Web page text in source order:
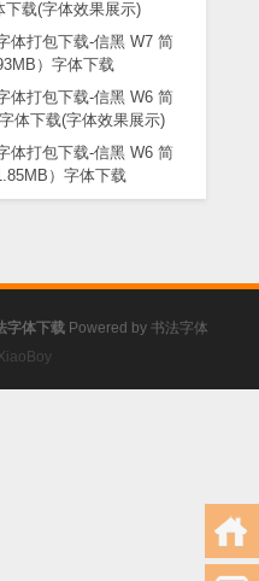
体打包下载-信黑 W7 简
）字体下载
体打包下载-信黑 W6 简
）字体下载
字体下载 Powered by 书法字体